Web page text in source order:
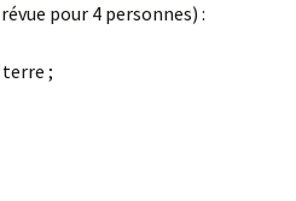
pour 4 personnes) :
terre ;